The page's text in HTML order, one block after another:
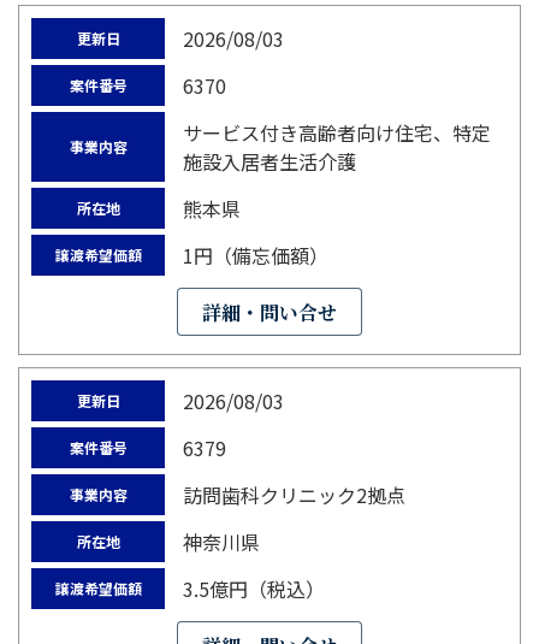
更新日 2026/08/03
案件番号 6370
事業内容
サービス付き高齢者向け住宅、特定
施設入居者生活介護
所在地 熊本県
譲渡希望価額 1円（備忘価額）
詳細・問い合せ
更新日 2026/08/03
案件番号 6379
事業内容 訪問歯科クリニック2拠点
所在地 神奈川県
譲渡希望価額 3.5億円（税込）